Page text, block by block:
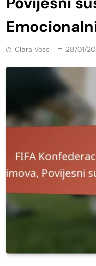
Clara Voss 28/01/